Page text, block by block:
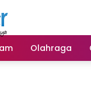
Olahraga